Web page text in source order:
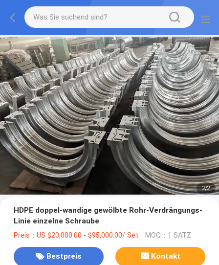
2/2
HDPE doppel-wandige gewölbte Rohr-Verdrängungs-
Linie einzelne Schraube
Preis：US $20,000.00 - $95,000.00/ Set MOQ：1 SATZ
Bestpreis Kontakt